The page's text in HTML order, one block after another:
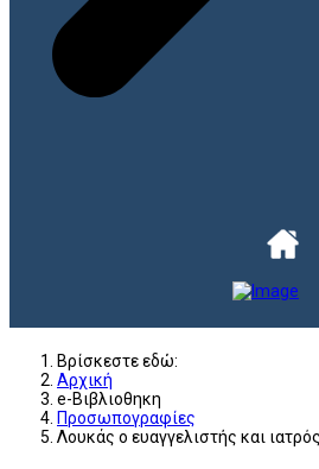
Βρίσκεστε εδώ:
Αρχική
e-Βιβλιοθηκη
Προσωπογραφίες
Λουκάς ο ευαγγελιστής και